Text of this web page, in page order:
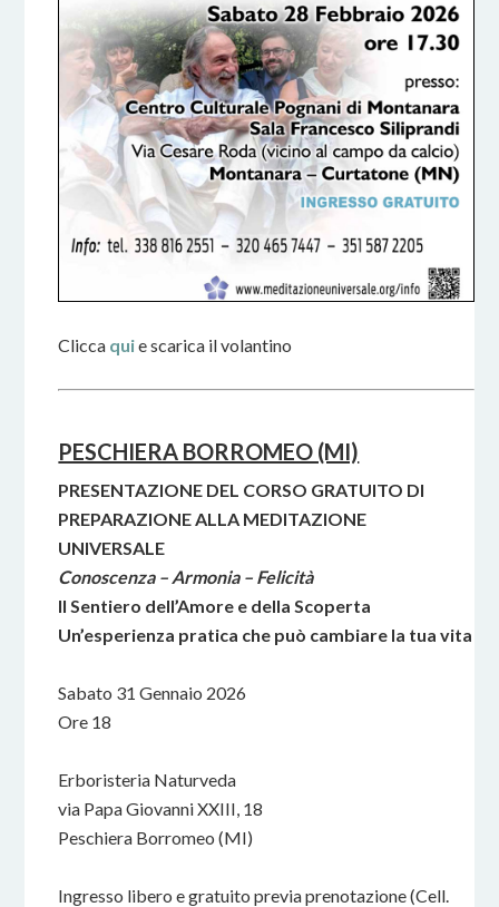
Clicca quie scarica il volantino
PESCHIERA BORROMEO (MI)
PRESENTAZIONE DEL CORSO GRATUITO DI
PREPARAZIONE ALLA MEDITAZIONE
UNIVERSALE
Conoscenza – Armonia – Felicità
Il Sentiero dell’Amore e della Scoperta
Un’esperienza pratica che può cambiare la tua vita
Sabato 31 Gennaio 2026
Ore 18
Erboristeria Naturveda
via Papa Giovanni XXIII, 18
Peschiera Borromeo (MI)
Ingresso libero e gratuito previa prenotazione (Cell.